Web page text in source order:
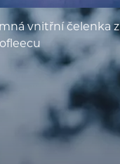
vnitřní čelenka z